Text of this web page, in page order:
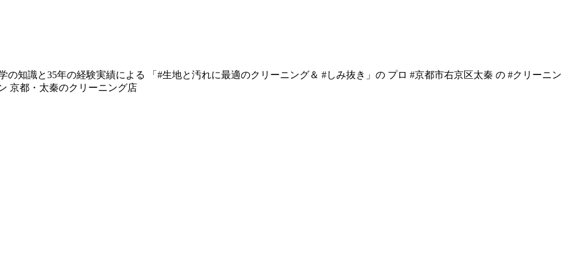
の知識と35年の経験実績による 「#生地と汚れに最適のクリーニング＆ #しみ抜き」の プロ #京都市右京区太秦 の #クリーニン
京都・太秦のクリーニング店